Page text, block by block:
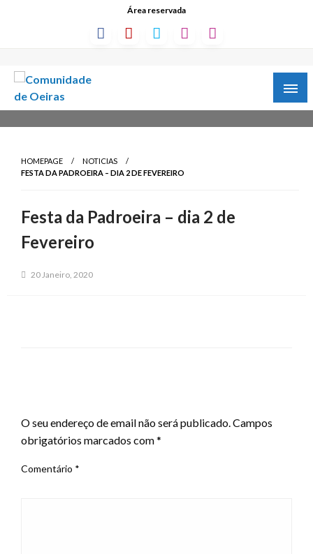
Área reservada
HOMEPAGE
NOTICIAS
FESTA DA PADROEIRA – DIA 2 DE FEVEREIRO
Festa da Padroeira – dia 2 de
Fevereiro
20 Janeiro, 2020
O seu endereço de email não será publicado.Campos
obrigatórios marcados com*
Comentário *